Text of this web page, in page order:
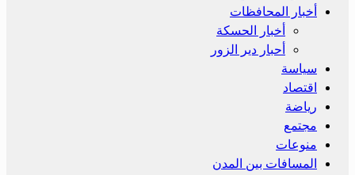
أخبار المحافظات
أخبار الحسكة
أحبار دير الزور
سياسة
اقتصاد
رياضة
مجتمع
منوعات
المسافات بين المدن